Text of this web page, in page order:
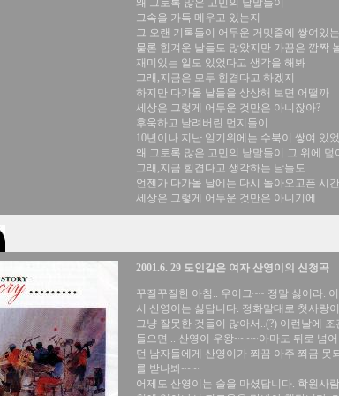
왜 그토록 많은 고민의 낱말들이
그속을 가득 메우고 있는지
그 오랜 기록들이 어두운 거밋줄에 쌓여있
물론 힘겨운 날들도 많았지만 가끔은 깜짝
재미있는 일도 있었다고 생각을 해봐
그래,지금은 모두 힘겹다고 하겠지
하지만 다가올 날들을 상상해 보면 어떨까
세상은 그렇게 어두운 것만은 아니잖아?
후욱하고 날려버린 먼지들이
10년이나 지난 일기위에는 수북이 쌓여 있었
왜 그토록 많은 고민의 낱말들이 그 위에 덮
그래,지금 힘겹다고 생각하는 날들도
언젠가 다가올 날에는 다시 돌아오고픈 시
세상은 그렇게 어두운 것만은 아니기에
2001.6. 29 도인같은 여자 산영이의 신청곡
꾸질꾸질한 아침.. 우이그~~ 정말 싫어라.
서 산영이는 싫답니다. 정화말대로 첫사랑
그냥 잘못한 것들이 많아서..(?) 이런날에
들으면 .. 산영이 우왕~~~~아마도 뒤로 넘
던 남자들에게 산영이가 쬐끔 아주 쬐금 못
를 받나봐~~~
어제도 산영이는 술을 마셨답니다. 학원사